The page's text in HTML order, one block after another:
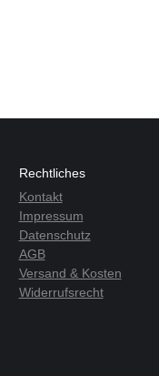
Rechtliches
Kontakt
Impressum
Datenschutz
AGB
Versand & Kosten
Widerrufsrecht